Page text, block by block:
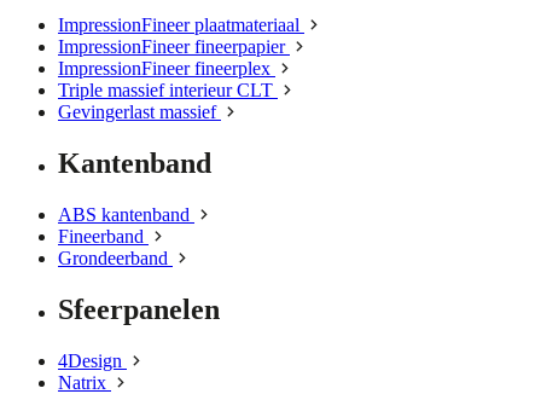
ImpressionFineer plaatmateriaal
ImpressionFineer fineerpapier
ImpressionFineer fineerplex
Triple massief interieur CLT
Gevingerlast massief
Kantenband
ABS kantenband
Fineerband
Grondeerband
Sfeerpanelen
4Design
Natrix